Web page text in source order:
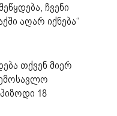
ჩვენი
აღარ იქნება“
თქვენ მიერ
18